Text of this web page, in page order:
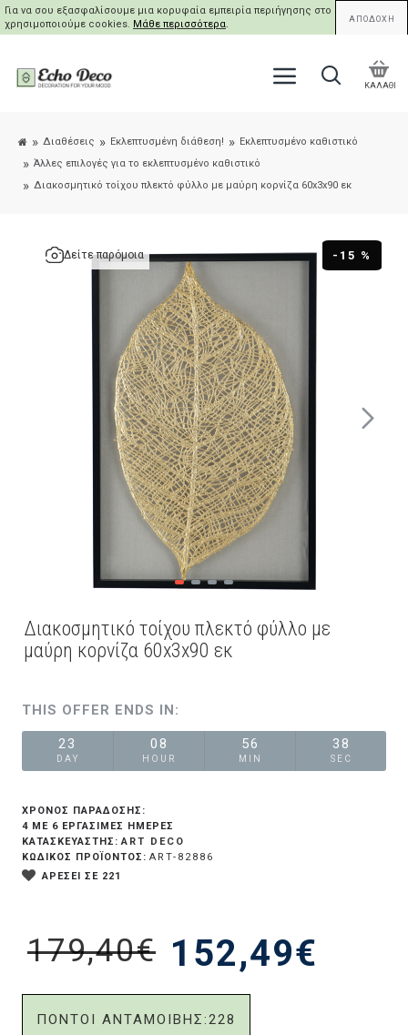
Για να σου εξασφαλίσουμε μια κορυφαία εμπειρία περιήγησης στο site μας,
χρησιμοποιούμε cookies. Μάθε περισσότερα. ΑΠΟΔΟΧΗ
ΚΑΛΑΘΙ
Διαθέσεις Εκλεπτυσμένη διάθεση!
Εκλεπτυσμένο καθιστικό
Άλλες επιλογές για το εκλεπτυσμένο καθιστικό
Διακοσμητικό τοίχου πλεκτό φύλλο με μαύρη κορνίζα 60x3x90 εκ
-15 %
Δείτε παρόμοια
Διακοσμητικό τοίχου πλεκτό φύλλο με
μαύρη κορνίζα 60x3x90 εκ
THIS OFFER ENDS IN:
23
DAY
08
HOUR
56
MIN
38
SEC
152,49€
179,40€
ΠΟΝΤΟΙ ΑΝΤΑΜΟΙΒΗΣ:228
ΧΡΟΝΟΣ ΠΑΡΑΔΟΣΗΣ:
4 ΜΕ 6 ΕΡΓΆΣΙΜΕΣ ΗΜΈΡΕΣ
ΚΑΤΑΣΚΕΥΑΣΤΗΣ: ART DECO
ΚΩΔΙΚΟΣ ΠΡΟΪΟΝΤΟΣ: ART-82886
ΑΡΕΣΕΙ ΣΕ 221